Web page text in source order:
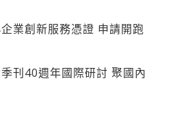
業創新服務憑證 申請開跑
刊40週年國際研討 聚國內